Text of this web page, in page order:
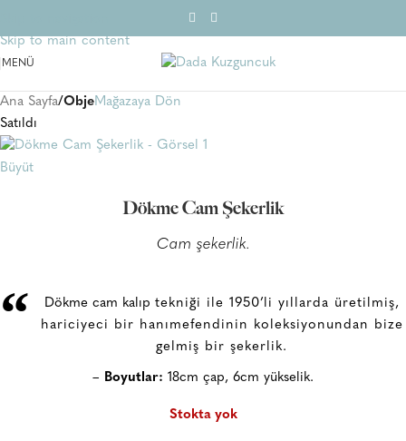
Skip to main content
MENÜ
Ana Sayfa ObjeMağazaya Dön
Satıldı
Büyüt
Dökme Cam Şekerlik
Cam şekerlik.
“ Dökme cam kalıp tekniği ile 1950’li yıllarda üretilmiş,
hariciyeci bir hanımefendinin koleksiyonundan bize
gelmiş bir şekerlik.
– Boyutlar: 18cm çap, 6cm yükselik.
Stokta yok